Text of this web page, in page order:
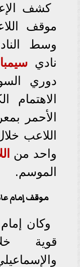
كشف
موقف
وسط
ناديسيمبا
دوري
الاهتمام
الأحمر
اللاعب
واحد من
الموسم.
موقف إمام
وكان
قوية